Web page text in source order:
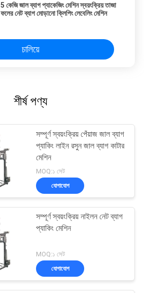
5 কেজি জাল ব্যাগ প্যাকেজিং মেশিন স্বয়ংক্রিয় তাজা
ফলের নেট ব্যাগ মোড়ানো ক্লিপিং লেবেলিং মেশিন
চালিয়ে
শীর্ষ পণ্য
সম্পূর্ণ স্বয়ংক্রিয় পেঁয়াজ জাল ব্যাগ
প্যাকিং লাইন রসুন জাল ব্যাগ কাটার
মেশিন
MOQ:১ সেট
যোগাযোগ
সম্পূর্ণ স্বয়ংক্রিয় নাইলন নেট ব্যাগ
প্যাকিং মেশিন
MOQ:১ সেট
যোগাযোগ